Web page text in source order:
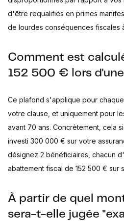
d'être requalifiés en primes
de lourdes conséquences fiscales
Comment est
152 500 € lors
Ce plafond s'applique pour
votre clause, et uniquement pour
avant 70 ans. Concrètement, cela
investi 300 000 € sur votre
désignez 2 bénéficiaires, chacun
abattement fiscal de 152 500 € sur
À partir de quel
sera-t-elle jugée